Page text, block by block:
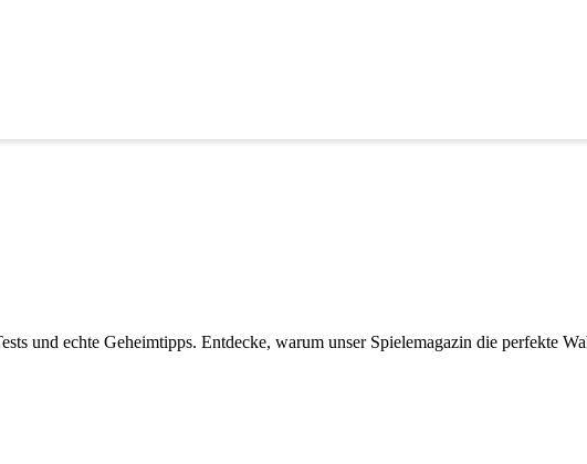
und echte Geheimtipps. Entdecke, warum unser Spielemagazin die perfekte